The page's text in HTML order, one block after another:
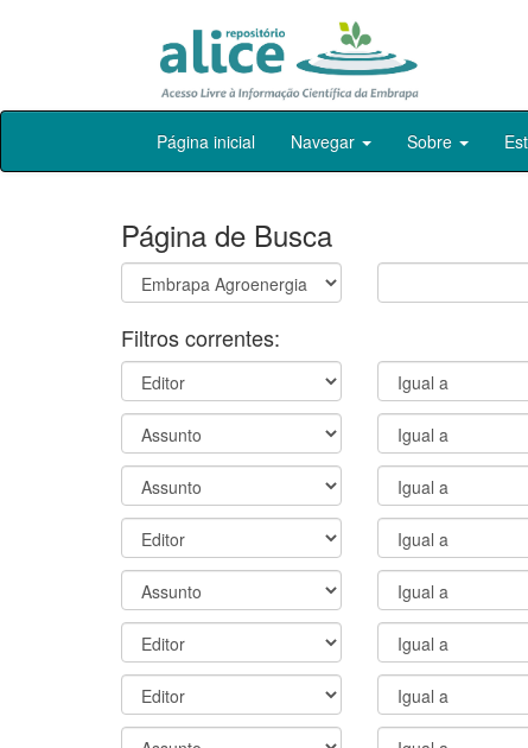
Skip
Página inicial Navegar Sobre
Página de Busca
Filtros correntes: